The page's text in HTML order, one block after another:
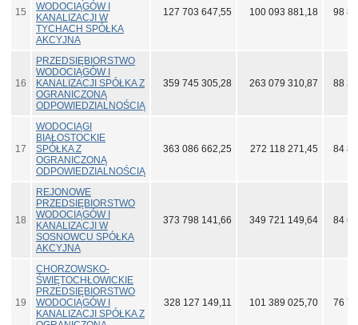
15
WODOCIĄGÓW I
KANALIZACJI W
TYCHACH SPÓŁKA
AKCYJNA
127 703 647,55 100 093 881,18 98
16
PRZEDSIĘBIORSTWO
WODOCIĄGÓW I
KANALIZACJI SPÓŁKA Z
OGRANICZONĄ
ODPOWIEDZIALNOŚCIĄ
359 745 305,28 263 079 310,87 88
17
WODOCIĄGI
BIAŁOSTOCKIE
SPÓŁKA Z
OGRANICZONĄ
ODPOWIEDZIALNOŚCIĄ
363 086 662,25 272 118 271,45 84
18
REJONOWE
PRZEDSIĘBIORSTWO
WODOCIĄGÓW I
KANALIZACJI W
SOSNOWCU SPÓŁKA
AKCYJNA
373 798 141,66 349 721 149,64 84
19
CHORZOWSKO-
ŚWIĘTOCHŁOWICKIE
PRZEDSIĘBIORSTWO
WODOCIĄGÓW I
KANALIZACJI SPÓŁKA Z
328 127 149,11 101 389 025,70 76